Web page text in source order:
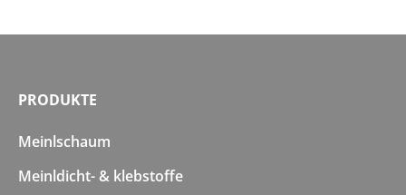
PRODUKTE
Meinlschaum
Meinldicht- & klebstoffe